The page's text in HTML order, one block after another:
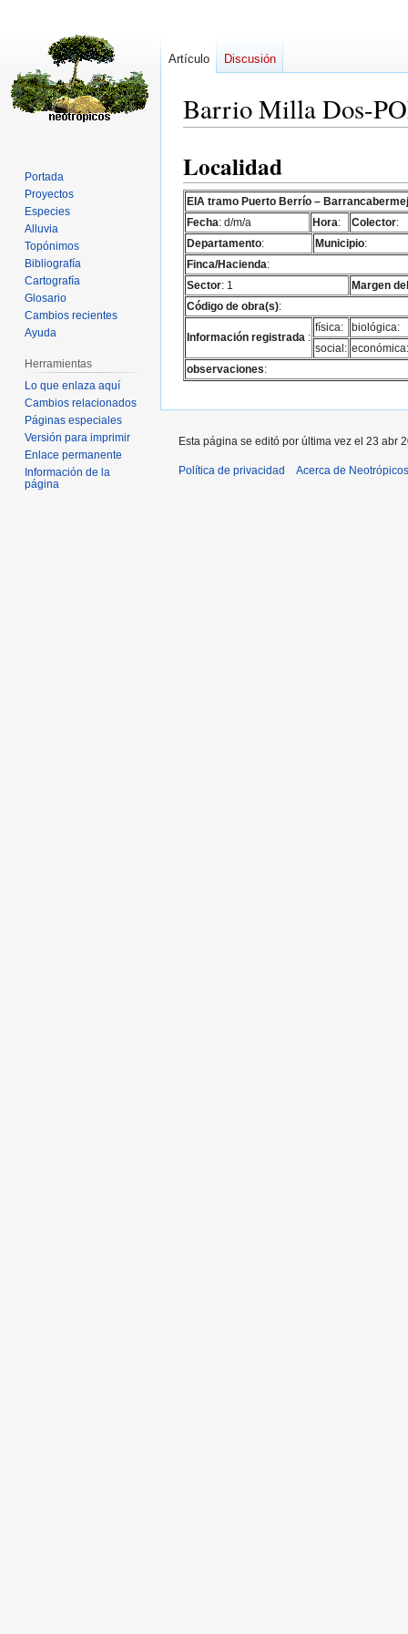
Barrio Milla Dos-
Ir
a
la
navegación
Ir
a
la
búsqueda
Localidad
EIA tramo Puerto Berrío –
Fecha: d/m/a Hora: Colector:
Departamento: Municipio:
Finca/Hacienda:
Sector: 1
Margen
Código de obra(s):
Información registrada :
física:
biológica:
social: económica:
observaciones:
Artículo Discusión
Portada
Proyectos
Especies
Alluvia
Topónimos
Bibliografía
Cartografía
Glosario
Cambios recientes
Ayuda
Herramientas
Lo que enlaza aquí
Cambios relacionados
Páginas especiales
Versión para imprimir
Enlace permanente
Información de la
página
Esta página se editó por última vez el 23 abr
Política de privacidad Acerca de Neotrópicos